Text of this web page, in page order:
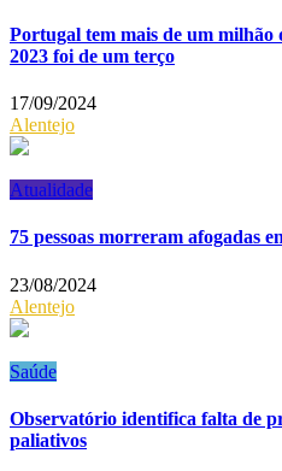
Portugal tem mais de um milhão
2023 foi de um terço
17/09/2024
Alentejo
Atualidade
75 pessoas morreram afogadas
23/08/2024
Alentejo
Saúde
Observatório identifica falta de
paliativos